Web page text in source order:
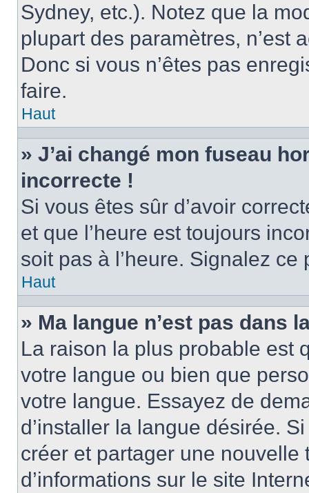
Sydney, etc.). Notez que la
plupart des paramètres, n’est
Donc si vous n’êtes pas
faire.
Haut
» J’ai changé mon fuseau
incorrecte !
Si vous êtes sûr d’avoir
et que l’heure est toujours
soit pas à l’heure. Signalez
Haut
» Ma langue n’est pas dans
La raison la plus probable est
votre langue ou bien que
votre langue. Essayez de
d’installer la langue désirée.
créer et partager une
d’informations sur le site